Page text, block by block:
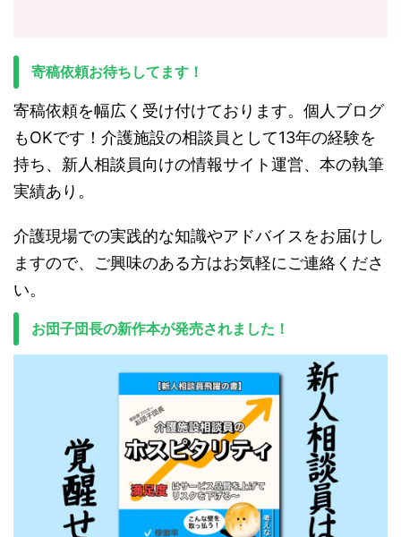
寄稿依頼お待ちしてます！
寄稿依頼を幅広く受け付けております。個人ブログ
もOKです！介護施設の相談員として13年の経験を
持ち、新人相談員向けの情報サイト運営、本の執筆
実績あり。
介護現場での実践的な知識やアドバイスをお届けし
ますので、ご興味のある方はお気軽にご連絡くださ
い。
お団子団長の新作本が発売されました！